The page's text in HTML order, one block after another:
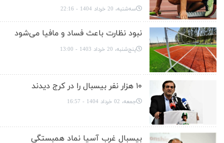
سه‌شنبه، 20 خرداد 1404 - 22:16
نبود نظارت باعث فساد و مافیا می‌شود
پنج‌شنبه، 20 خرداد 1403 - 13:00
جمعه، 02 خرداد 1404 - 16:57
بیسبال غرب آسیا نماد همبستگی